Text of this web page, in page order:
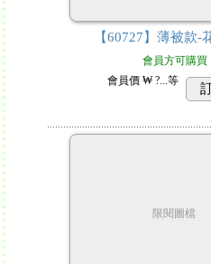
【60727】薄被款-
會員方可購買
會員價 ₩ ?...等
限閱圖檔